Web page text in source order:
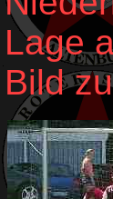
Lage
Bild